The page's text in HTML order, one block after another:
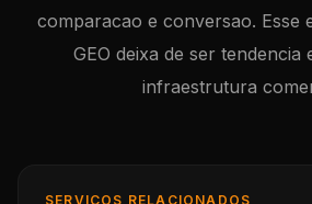
comparacao e conversao. Esse
GEO deixa de ser tendencia
infraestrutura
SERVIÇOS RELACIONADOS